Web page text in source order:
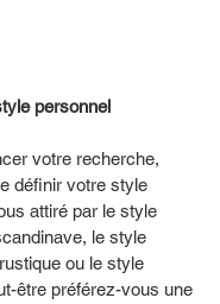
personnel
votre recherche,
définir votre style
attiré par le style
le style
ou le style
être préférez-vous une